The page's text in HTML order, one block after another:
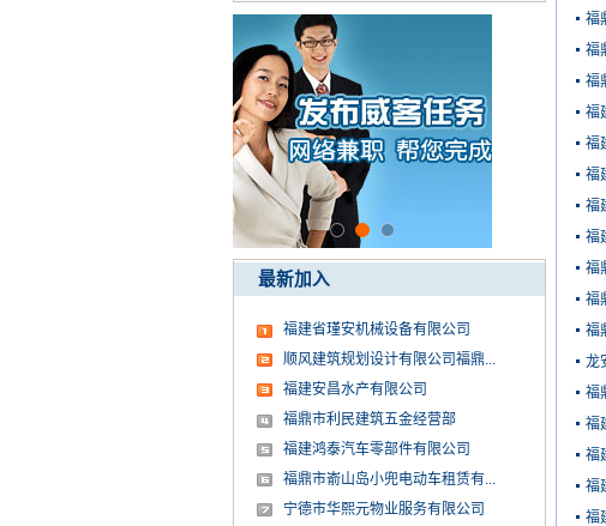
最新加入
福建省瑾安机械设备有限公司
顺风建筑规划设计有限公司福鼎...
福建安昌水产有限公司
福鼎市利民建筑五金经营部
福建鸿泰汽车零部件有限公司
福鼎市嵛山岛小兜电动车租赁有...
宁德市华熙元物业服务有限公司
福
福
福
福
福
福
福
福
福
福
福
龙
福
福
福
福
福